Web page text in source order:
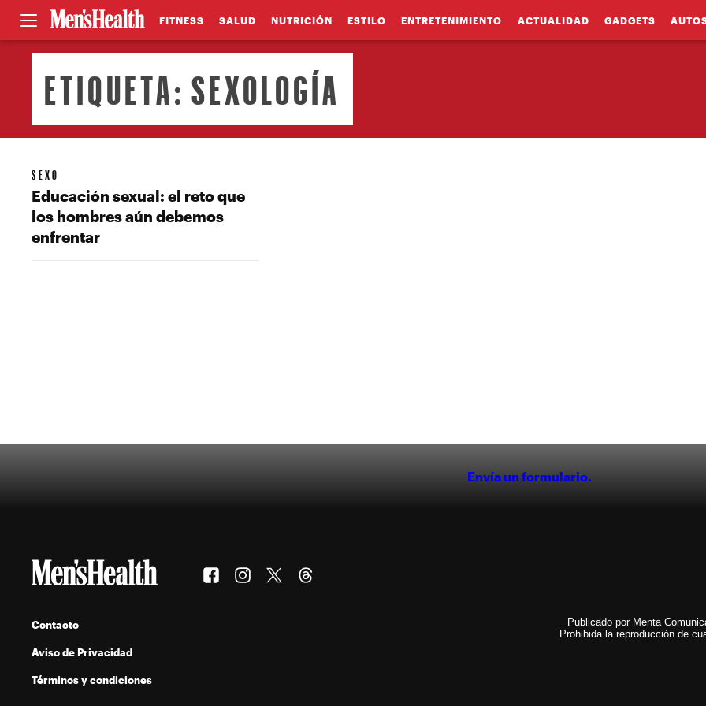
FITNESS SALUD NUTRICIÓN ESTILO ENTRETENIMIENTO ACTUALIDAD GADGETS
ETIQUETA:SEXOLOGÍA
SEXO
Educación sexual: el reto que
los hombres aún debemos
enfrentar
Envía un formulario.
Contacto
Aviso de Privacidad
Términos y condiciones
Publicado por Menta
Prohibida la reproducción de